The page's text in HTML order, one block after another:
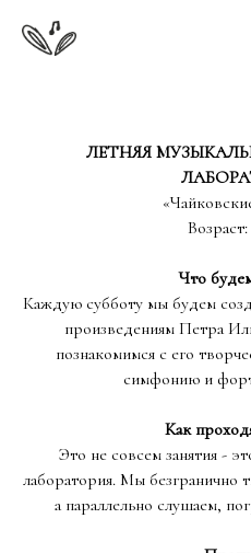
ЛЕТНЯЯ
Что
Каждую субботу мы будем
произведениям Петра
познакомимся с его
симфонию и
Как
Это не совсем занятия -
лаборатория. Мы безгранично
а параллельно слушаем,